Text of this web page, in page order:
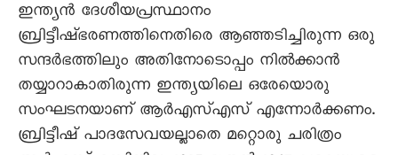
ഇന്ത്യൻ ദേശീയപ്രസ്ഥാനം
ബ്രിട്ടീഷ്ഭരണത്തിനെതിരെ ആഞ്ഞടിച്ചിരുന്ന ഒരു
സന്ദർഭത്തിലും അതിനോടൊപ്പം നിൽക്കാൻ
തയ്യാറാകാതിരുന്ന ഇന്ത്യയിലെ ഒരേയൊരു
സംഘടനയാണ് ആർഎസ്എസ് എന്നോർക്കണം.
ബ്രിട്ടീഷ് പാദസേവയല്ലാതെ മറ്റൊരു ചരിത്രം